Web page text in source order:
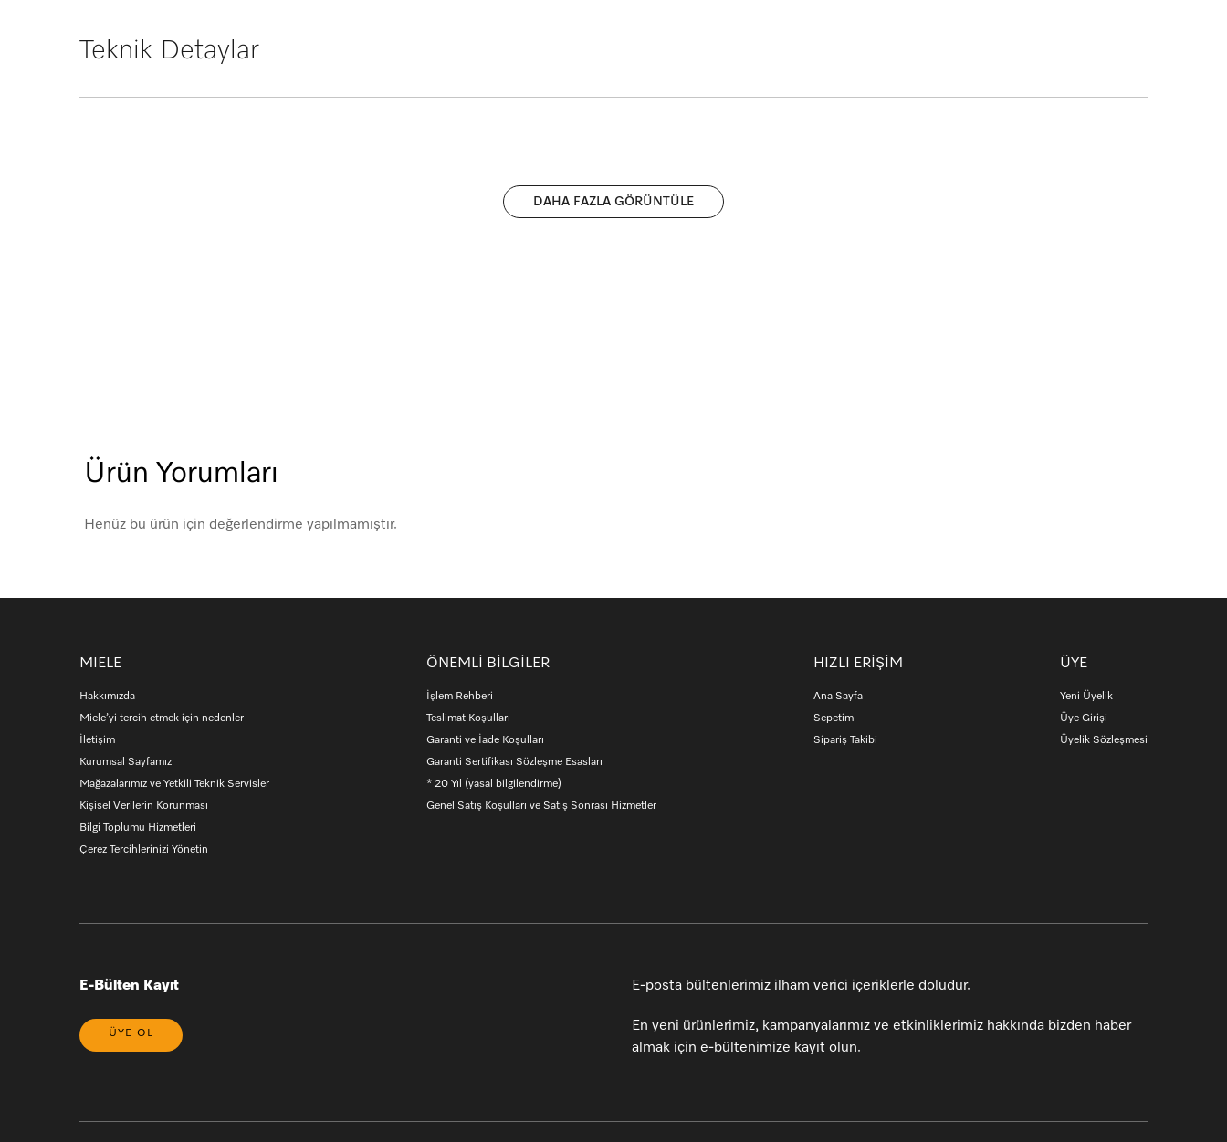
Mükemmel yıkama ürünü ve çamaşır makinesi kombinasyonu: Mükemmel yıkamanın kolay yolu.
Teknik Detaylar
DAHA FAZLA GÖRÜNTÜLE
Ürün Yorumları
Henüz bu ürün için değerlendirme yapılmamıştır.
MIELE
Hakkımızda
Miele’yi tercih etmek için nedenler
İletişim
Kurumsal Sayfamız
Mağazalarımız ve Yetkili Teknik Servisler
Kişisel Verilerin Korunması
Bilgi Toplumu Hizmetleri
Çerez Tercihlerinizi Yönetin
ÖNEMLİ BİLGİLER
İşlem Rehberi
Teslimat Koşulları
Garanti ve İade Koşulları
Garanti Sertifikası Sözleşme Esasları
* 20 Yıl (yasal bilgilendirme)
Genel Satış Koşulları ve Satış Sonrası Hizmetler
HIZLI ERİŞİM
Ana Sayfa
Sepetim
Sipariş Takibi
ÜYE
Yeni Üyelik
Üye Girişi
Üyelik Sözleşmesi
E-Bülten Kayıt
ÜYE OL
E-posta bültenlerimiz ilham verici içeriklerle doludur.
En yeni ürünlerimiz, kampanyalarımız ve etkinliklerimiz hakkında bizden haber
almak için e-bültenimize kayıt olun.